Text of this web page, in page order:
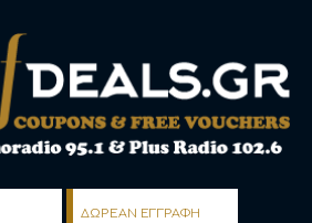
ΔΩΡΕΑΝ ΕΓΓΡΑΦΗ